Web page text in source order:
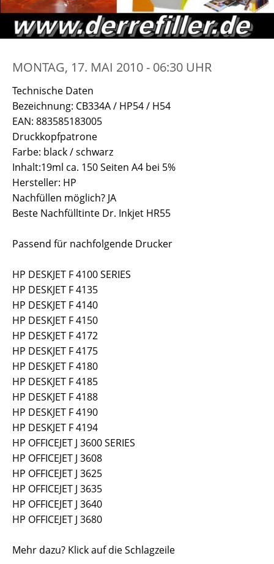
MONTAG, 17. MAI 2010 - 06:30 UHR
Technische Daten
Bezeichnung: CB334A / HP54 / H54
EAN: 883585183005
Druckkopfpatrone
Farbe: black / schwarz
Inhalt:19ml ca. 150 Seiten A4 bei 5%
Hersteller: HP
Nachfüllen möglich? JA
Beste Nachfülltinte Dr. Inkjet HR55
Passend für nachfolgende Drucker
HP DESKJET F 4100 SERIES
HP DESKJET F 4135
HP DESKJET F 4140
HP DESKJET F 4150
HP DESKJET F 4172
HP DESKJET F 4175
HP DESKJET F 4180
HP DESKJET F 4185
HP DESKJET F 4188
HP DESKJET F 4190
HP DESKJET F 4194
HP OFFICEJET J 3600 SERIES
HP OFFICEJET J 3608
HP OFFICEJET J 3625
HP OFFICEJET J 3635
HP OFFICEJET J 3640
HP OFFICEJET J 3680
Mehr dazu? Klick auf die Schlagzeile